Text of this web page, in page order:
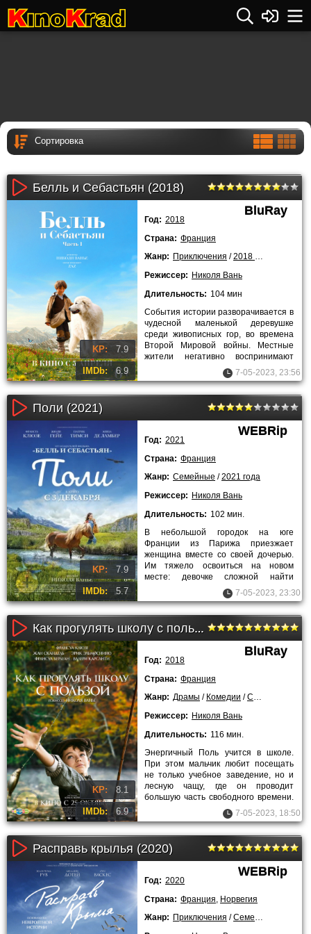
Белль и Себастьян (2018)
KP: 7.9
IMDb: 6.9
BluRay
Год: 2018
Страна: Франция
Жанр: Приключения /2018 года
Режиссер: Николя Вань
Длительность: 104 мин
События истории разворачивается в
чудесной маленькой деревушке
среди живописных гор, во времена
Второй Мировой войны. Местные
жители негативно воспринимают
большую пиренейскую собаку по
7-05-2023, 23:56
Поли (2021)
KP: 7.9
IMDb: 5.7
WEBRip
Год: 2021
Страна: Франция
Жанр: Семейные /2021 года
Режиссер: Николя Вань
Длительность: 102 мин.
В небольшой городок на юге
Франции из Парижа приезжает
женщина вместе со своей дочерью.
Им тяжело освоиться на новом
месте: девочке сложной найти
друзей, а к матери относятся
настороженно,
7-05-2023, 23:30
Как прогулять школу с пользой (2018)
KP: 8.1
IMDb: 6.9
BluRay
Год: 2018
Страна: Франция
Жанр: Драмы / Комедии /Семейные
Режиссер: Николя Вань
Длительность: 116 мин.
Энергичный Поль учится в школе.
При этом мальчик любит посещать
не только учебное заведение, но и
лесную чащу, где он проводит
большую часть свободного времени.
Однако на уроках не
7-05-2023, 18:50
Расправь крылья (2020)
WEBRip
Год: 2020
Страна: Франция Норвегия
Жанр: Приключения /Семейные